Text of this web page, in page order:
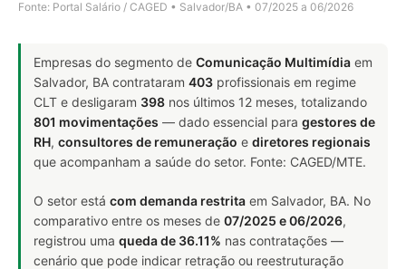
Fonte: Portal Salário / CAGED • Salvador/BA • 07/2025 a 06/2026
Empresas do segmento de Comunicação Multimídia em
Salvador, BA contrataram 403 profissionais em regime
CLT e desligaram 398 nos últimos 12 meses, totalizando
801 movimentações — dado essencial para gestores de
RH, consultores de remuneração e diretores regionais
que acompanham a saúde do setor. Fonte: CAGED/MTE.
O setor está com demanda restrita em Salvador, BA. No
comparativo entre os meses de 07/2025 e 06/2026,
registrou uma queda de 36.11% nas contratações —
cenário que pode indicar retração ou reestruturação